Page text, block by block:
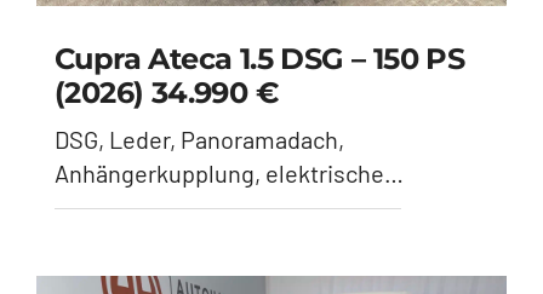
Cupra Ateca 1.5 DSG – 150 PS
(2026) 34.990 €
DSG, Leder, Panoramadach,
Anhängerkupplung, elektrische
Sitzeinstellung - Dark Forrest